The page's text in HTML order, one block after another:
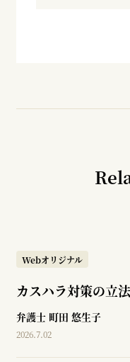
Webオリジナル
カスハラ対策の立
弁護士 町田 悠生子
2026.7.02